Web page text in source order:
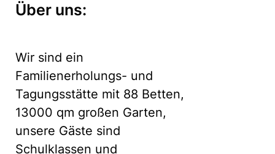
Über uns:
Wir sind ein
Familienerholungs- und
Tagungsstätte mit 88 Betten,
13000 qm großen Garten,
unsere Gäste sind
Schulklassen und